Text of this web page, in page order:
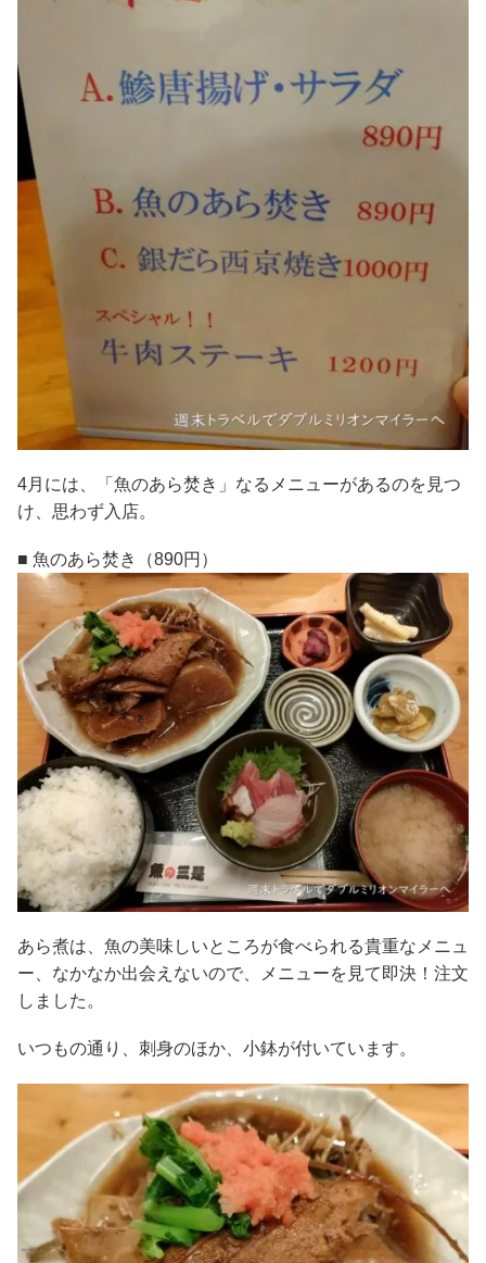
4月には、「魚のあら焚き」なるメニューがあるのを見つ
け、思わず入店。
■ 魚のあら焚き（890円）
あら煮は、魚の美味しいところが食べられる貴重なメニュ
ー、なかなか出会えないので、メニューを見て即決！注文
しました。
いつもの通り、刺身のほか、小鉢が付いています。